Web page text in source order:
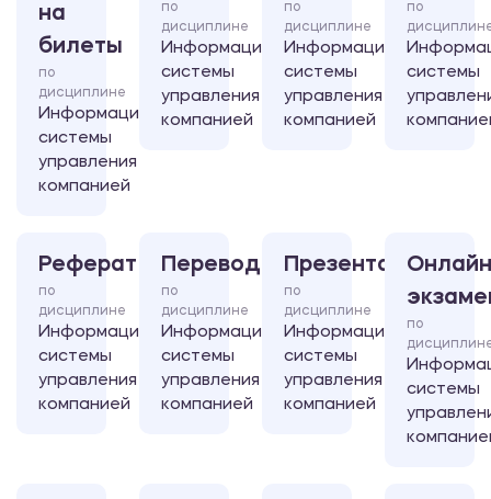
на
билеты
по
дисциплине
Информационные
системы
управления
компанией
по
дисциплине
Информационные
системы
управления
компанией
по
дисциплине
Информационные
системы
управления
компанией
по
системы
Реферат
по
дисциплине
Информационные
системы
управления
компанией
Перевод
по
дисциплине
Информационные
системы
управления
компанией
Презентация
по
дисциплине
Информационные
системы
управления
компанией
по
системы